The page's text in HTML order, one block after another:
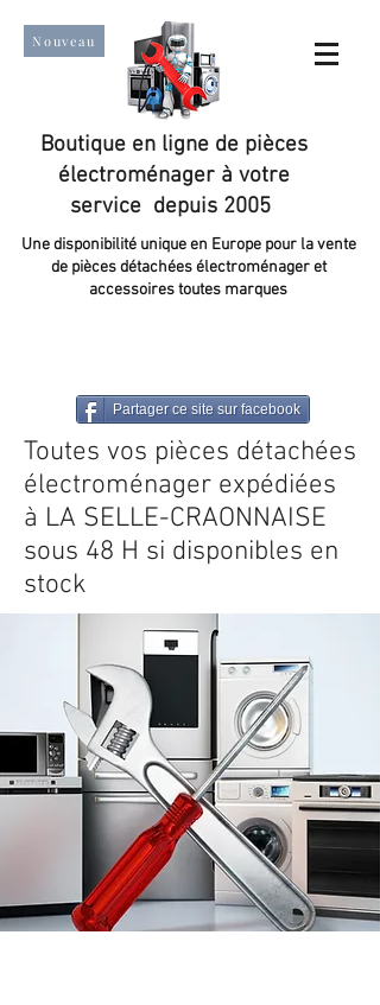
Nouveau
Boutique en ligne de pièces
électroménager à votre
service depuis 2005
Une disponibilité unique en Europe pour la vente
de pièces détachées électroménager et
accessoires toutes marques
Partager ce site sur facebook
Toutes vos pièces détachées
électroménager expédiées
à LA SELLE-CRAONNAISE
sous 48 H si disponibles en
stock